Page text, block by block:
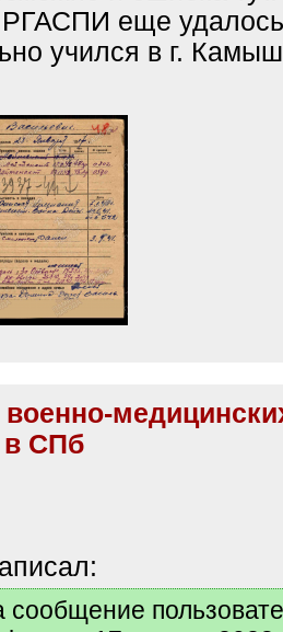
еще удалось
учился в г.
в СПб
сообщение